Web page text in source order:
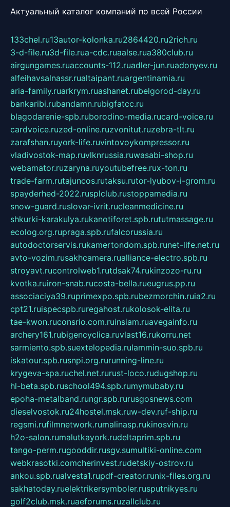
Актуальный каталог компаний по всей России
133chel.ru13autor-kolonka.ru2864420.ru2rich.ru
3-d-file.ru3d-file.rua-cdc.ruaalse.rua380club.ru
airgungames.ruaccounts-112.ruadler-jun.ruadonyev.ru
alfeihavsalnassr.rualtaipant.ruargentinamia.ru
aria-family.ruarkrym.ruashanet.rubelgorod-day.ru
bankaribi.rubandamn.rubigfatcc.ru
blagodarenie-spb.ruborodino-media.rucard-voice.ru
cardvoice.ruzed-online.ruzvonitut.ruzebra-tlt.ru
zarafshan.ruyork-life.ruvintovoykompressor.ru
vladivostok-map.ruvlknrussia.ruwasabi-shop.ru
webamator.ruzaryna.ruyoutubefree.rux-ton.ru
trade-farm.rutajuncos.rutaksu.rutor-lyubov-i-grom.ru
spayderhed-2022.rusplclub.rustoppamedia.ru
snow-guard.ruslovar-ivrit.rucleanmedicine.ru
shkurki-karakulya.rukanotiforet.spb.rututmassage.ru
ecolog.org.rupraga.spb.rufalcorussia.ru
autodoctorservis.rukamertondom.spb.runet-life.net.ru
avto-vozim.rusakhcamera.rualliance-electro.spb.ru
stroyavt.rucontrolweb1.rutdsak74.rukinzozo-ru.ru
kvotka.ruiron-snab.rucosta-bella.rueugrus.pp.ru
associaciya39.ruprimexpo.spb.rubezmorchin.ruia2.ru
cpt21.ruispecspb.ruregahost.rukolosok-elita.ru
tae-kwon.ruconsrio.com.ruinsiam.ruavegainfo.ru
archery161.rubigencyclica.ruvlast16.rukorru.net
sarmiento.spb.suextelopedia.rulammin-suo.spb.ru
iskatour.spb.rusnpi.org.rurunning-line.ru
krygeva-spa.ruchel.net.rurust-loco.rudugshop.ru
hl-beta.spb.ruschool494.spb.rumymubaby.ru
epoha-metalband.rungr.spb.rurusgosnews.com
dieselvostok.ru24hostel.msk.ruw-dev.ruf-ship.ru
regsmi.rufilmnetwork.rumalinasp.rukinosvin.ru
h2o-salon.rumalutkayork.rudeltaprim.spb.ru
tango-perm.rugooddir.rusgv.sumultiki-online.com
webkrasotki.comcherinvest.rudetskiy-ostrov.ru
ankou.spb.rualvesta1.rupdf-creator.runix-files.org.ru
sakhatoday.ruelektrikersymboler.rusputnikyes.ru
golf2club.msk.ruaeforums.ruzallclub.ru